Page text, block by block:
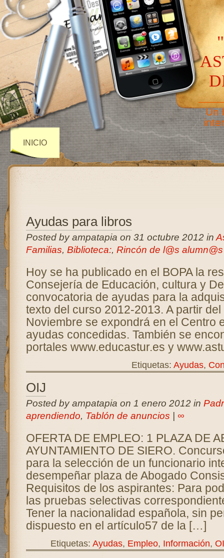
Un
INICIO
Ayudas para libros
Posted by ampatapia on 31 octubre 2012 in
Familias, Biblioteca:, Rincón de l@s alumn@s
Hoy se ha publicado en el BOPA la
Consejería de Educación, cultura y
convocatoria de ayudas para la
texto del curso 2012-2013. A partir
Noviembre se expondrá en el Centro
ayudas concedidas. También se
portales www.educastur.es y
Etiquetas: Ayudas,
OIJ
Posted by ampatapia on 1 enero 2012 in
aprendiendo, Tablón de anuncios ∞
OFERTA DE EMPLEO: 1 PLAZA DE
AYUNTAMIENTO DE SIERO.
para la selección de un funcionario
desempeñar plaza de Abogado
Requisitos de los aspirantes: Para
las pruebas selectivas
Tener la nacionalidad española, sin
dispuesto en el artículo57 de la […]
Etiquetas: Ayudas, Empleo, Información,